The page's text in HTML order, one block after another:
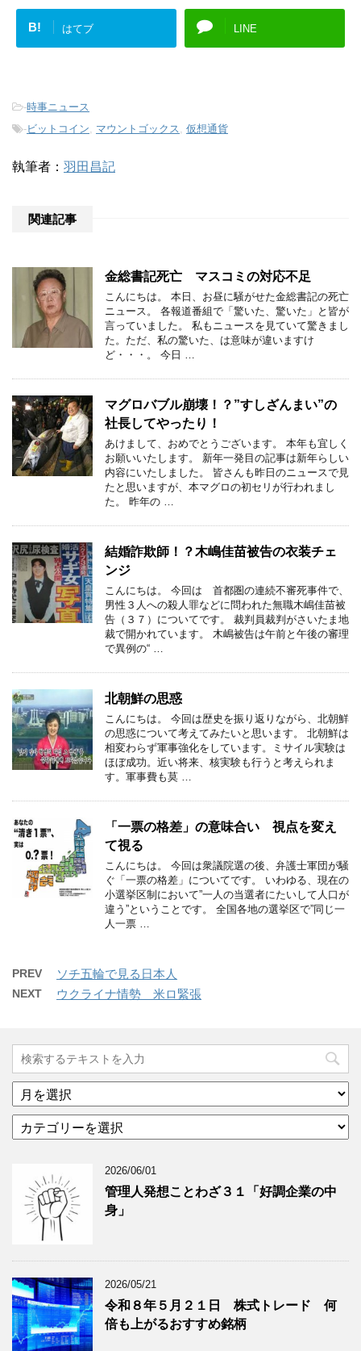
B! はてブ LINE
-時事ニュース
-ビットコイン, マウントゴックス, 仮想通貨
執筆者： 羽田昌記
関連記事
金総書記死亡 マスコミの対応不足
こんにちは。 本日、お昼に騒がせた金総書記の死亡
ニュース。 各報道番組で「驚いた、驚いた」と皆が
言っていました。 私もニュースを見ていて驚きまし
た。ただ、私の驚いた、は意味が違いますけ
ど・・・。 今日 …
マグロバブル崩壊！？”すしざんまい”の
社長してやったり！
あけまして、おめでとうございます。 本年も宜しく
お願いいたします。 新年一発目の記事は新年らしい
内容にいたしました。 皆さんも昨日のニュースで見
たと思いますが、本マグロの初セリが行われまし
た。 昨年の …
結婚詐欺師！？木嶋佳苗被告の衣装チェ
ンジ
こんにちは。 今回は 首都圏の連続不審死事件で、
男性３人への殺人罪などに問われた無職木嶋佳苗被
告（３７）についてです。 裁判員裁判がさいたま地
裁で開かれています。 木嶋被告は午前と午後の審理
で異例の“ …
北朝鮮の思惑
こんにちは。 今回は歴史を振り返りながら、北朝鮮
の思惑について考えてみたいと思います。 北朝鮮は
相変わらず軍事強化をしています。ミサイル実験は
ほぼ成功。近い将来、核実験も行うと考えられま
す。軍事費も莫 …
「一票の格差」の意味合い 視点を変え
て視る
こんにちは。 今回は衆議院選の後、弁護士軍団が騒
ぐ「一票の格差」についてです。 いわゆる、現在の
小選挙区制において”一人の当選者にたいして人口が
違う”ということです。 全国各地の選挙区で”同じ一
人一票 …
PREV ソチ五輪で見る日本人
NEXT ウクライナ情勢 米ロ緊張
ア
ー
イ
グ
記
事
を
表
示
テ
ー
グ
記
事
を
2026/06/01
管理人発想ことわざ３１「好調企業の中
身」
2026/05/21
令和８年５月２１日 株式トレード 何
倍も上がるおすすめ銘柄